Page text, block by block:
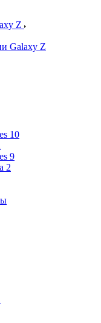
Z
Galaxy Z
10
9
2